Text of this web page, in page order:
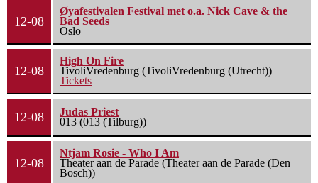
12-08
Øyafestivalen Festival met o.a. Nick Cave & the
Bad Seeds
Oslo
12-08
High On Fire
TivoliVredenburg (TivoliVredenburg (Utrecht))
Tickets
12-08
Judas Priest
013 (013 (Tilburg))
12-08
Ntjam Rosie - Who I Am
Theater aan de Parade (Theater aan de Parade (Den
Bosch))